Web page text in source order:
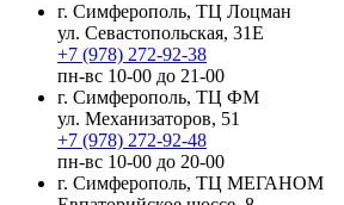
г. Симферополь, ТЦ Лоцман
ул. Севастопольская, 31Е
+7 (978) 272-92-38
пн-вс 10-00 до 21-00
г. Симферополь, ТЦ ФМ
ул. Механизаторов, 51
+7 (978) 272-92-48
пн-вс 10-00 до 20-00
г. Симферополь, ТЦ МЕГАНОМ